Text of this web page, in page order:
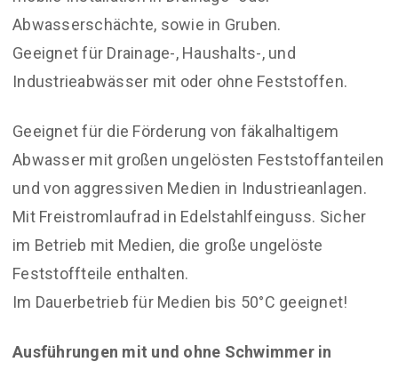
Abwasserschächte, sowie in Gruben.
Geeignet für Drainage-, Haushalts-, und
Industrieabwässer mit oder ohne Feststoffen.
Geeignet für die Förderung von fäkalhaltigem
Abwasser mit großen ungelösten Feststoffanteilen
und von aggressiven Medien in Industrieanlagen.
Mit Freistromlaufrad in Edelstahlfeinguss. Sicher
im Betrieb mit Medien, die große ungelöste
Feststoffteile enthalten.
Im Dauerbetrieb für Medien bis 50°C geeignet!
Ausführungen mit und ohne Schwimmer in